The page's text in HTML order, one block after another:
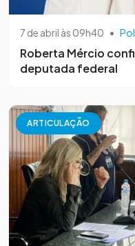
7 de abril às 09h40 •
Roberta Mércio
deputada federal
ARTICULAÇÃO